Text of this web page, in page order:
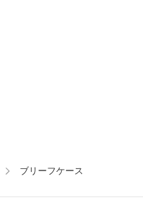
ブリーフケース